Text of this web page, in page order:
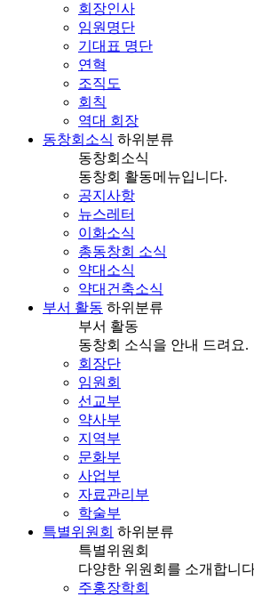
회장인사
임원명단
기대표 명단
연혁
조직도
회칙
역대 회장
동창회소식 하위분류
동창회소식
동창회 활동메뉴입니다.
공지사항
뉴스레터
이화소식
총동창회 소식
약대소식
약대건축소식
부서 활동 하위분류
부서 활동
동창회 소식을 안내 드려요.
회장단
임원회
선교부
약사부
지역부
문화부
사업부
자료관리부
학술부
특별위원회 하위분류
특별위원회
다양한 위원회를 소개합니
주홍장학회